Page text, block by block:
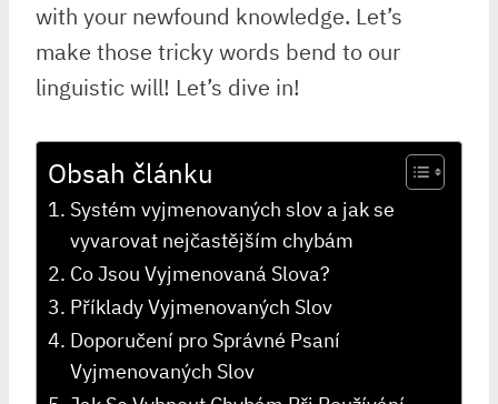
with ‍your ⁢newfound knowledge. Let’s
make those tricky ‌words bend to ​our
linguistic will!⁢ Let’s dive in!
Obsah článku
Systém vyjmenovaných slov a jak se
vyvarovat nejčastějším chybám
Co Jsou Vyjmenovaná Slova?
Příklady Vyjmenovaných‌ Slov
Doporučení pro Správné ​Psaní
Vyjmenovaných Slov